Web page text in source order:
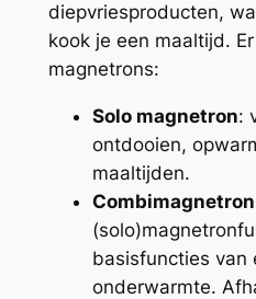
diepvriesproducten,
kook je een maaltijd.
magnetrons:
Solo magnetron:
ontdooien,
maaltijden.
Combimagnetron
basisfuncties van
onderwarmte.